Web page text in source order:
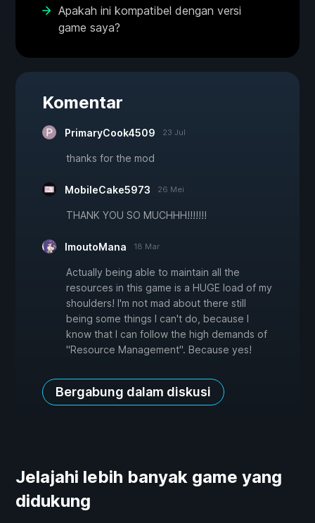
Apakah ini kompatibel dengan versi
game saya?
Komentar
PrimaryCook4509 23 Jul
thanks for the mod
MobileCake5973 26 Mei
THANK YOU SO MUCHHH!!!!!!!
ImoutoMana 18 Mar
Actually being able to maintain all the
resources in this game is a HUGE load of my
shoulders! I'm not mad about there still
being some things I can't do, because I
know that I can follow the high demands of
"Resource Management". Because yes!
Bergabung dalam diskusi
Jelajahi lebih banyak game yang
didukung